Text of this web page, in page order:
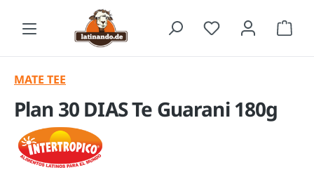
Zum Hauptinhalt springen
MATE TEE
Plan 30 DIAS Te Guarani 180g